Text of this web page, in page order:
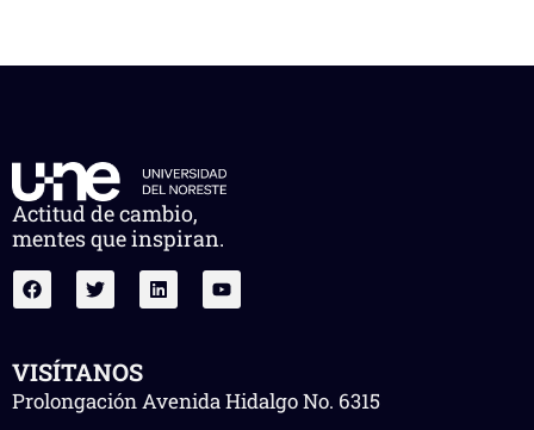
Actitud de cambio,
mentes que inspiran.
VISÍTANOS
Prolongación Avenida Hidalgo No. 6315